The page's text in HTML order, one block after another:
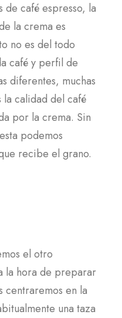
de café espresso, la
la crema es
no es del todo
café y perfil de
diferentes, muchas
la calidad del café
por la crema. Sin
podemos
recibe el grano.
el otro
la hora de preparar
centraremos en la
una taza